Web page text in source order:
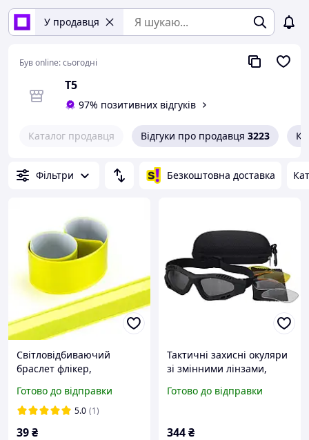
У продавця
Був online:сьогодні
Т5
97% позитивних відгуків
Каталог продавця Відгуки про продавця 3223
Фільтри Безкоштовна доставка
Світловідбиваючий
браслет флікер,
Готово до відправки
5.0 (1)
39₴
Тактичні захисні окуляри
зі змінними лінзами,
Готово до відправки
344₴